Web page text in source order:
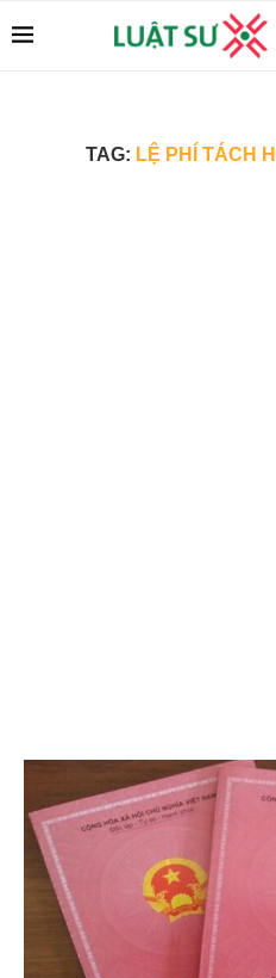
TAG: LỆ PHÍ TÁCH